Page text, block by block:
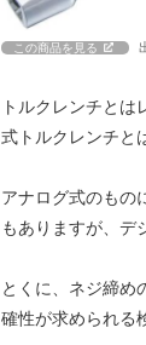
この商品を見る
トルクレンチと
式トルクレンチと
アナログ式のもの
もありますが、デ
とくに、ネジ締め
確性が求められる